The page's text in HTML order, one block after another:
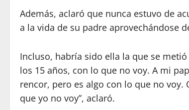
Además, aclaró que nunca estuvo de
a la vida de su padre aprovechándose
Incluso, habría sido ella la que se
los 15 años, con lo que no voy. A mi
rencor, pero es algo con lo que no
que yo no voy”, aclaró.